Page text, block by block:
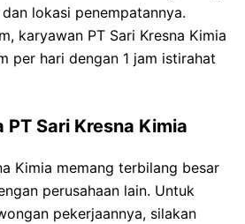
lokasi penempatannya.
karyawan PT Sari Kresna Kimia
per hari dengan 1 jam istirahat
PT Sari Kresna Kimia
Kimia memang terbilang besar
perusahaan lain. Untuk
pekerjaannya, silakan